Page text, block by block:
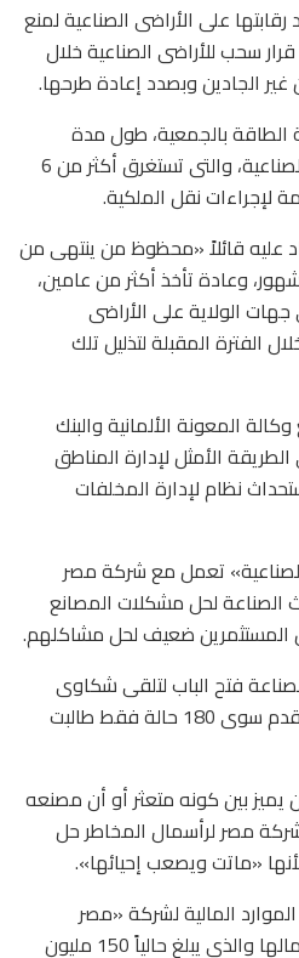
على الأراضى الصناعية لمنع
المتاجرة فيها، وأصدرت 2500 قرار سحب للأراضى الصناعية خلال
الجادين وبصدد إعادة طرحها.
الطاقة بالجمعية، طول مدة
إجراءات نقل ملكية الأراضى الصناعية، والتى تستغرق أكثر من 6
لإجراءات نقل الملكية.
عليه قائلاً «محظوظ من ينتهى من
نقل الملكية خلال 6 شهور، وعادة تأخذ أكثر من عامين،
الولاية على الأراضى
الفترة المقبلة لتذليل تلك
المعونة الألمانية والبنك
الأمثل لإدارة المناطق
نظام لإدارة المخلفات
الصناعية» تعمل مع شركة مصر
الصناعة لحل مشكلات المصانع
المستثمرين ضعيف لحل مشاكلهم.
فتح الباب لتلقى شكاوى
أصحاب المصانع المتعثرة، ويتقدم سوى 180 حالة فقط طالبت
يميز بين كونه متعثر أو أن مصنعه
مصر لرأسمال المخاطر حل
«ماتت ويصعب إحيائها».
المالية لشركة «مصر
لرأسمال المخاطر»، ورفع رأسمالها والذى يبلغ حالياً 150 مليون